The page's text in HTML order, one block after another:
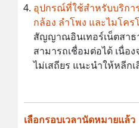
อุปกรณ์ที่ใช้สำหรับบริกา
กล้อง ลำโพง และไมโคร
สัญญาณอินเทอร์เน็ตสา
สามารถเชื่อมต่อได้ เนื่
ไม่เสถียร แนะนำให้หลีก
เลือกรอบเวลานัดหมายแล้ว